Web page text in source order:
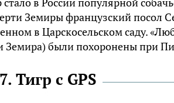
Земиры французский посол
в Царскосельском саду.
Земира) были похоронены при
Тигр с GPS